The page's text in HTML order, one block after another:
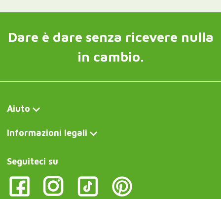
Dare è dare senza ricevere nulla
in cambio.
Aiuto
Informazioni legali
Seguiteci su